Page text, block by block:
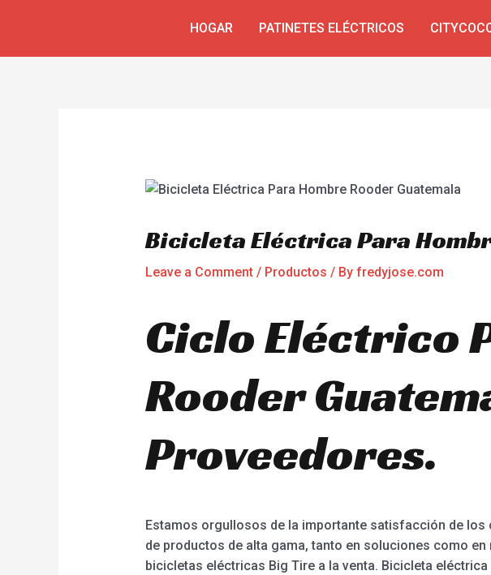
HOGAR PATINETES ELÉCTRICOS
Bicicleta Eléctrica Para
Leave a Comment / Productos / By fredyjose.com
Ciclo Eléctrico
Rooder
Proveedores.
Estamos orgullosos de la importante satisfacción de
de productos de alta gama, tanto en soluciones como
bicicletas eléctricas Big Tire a la venta. Bicicleta